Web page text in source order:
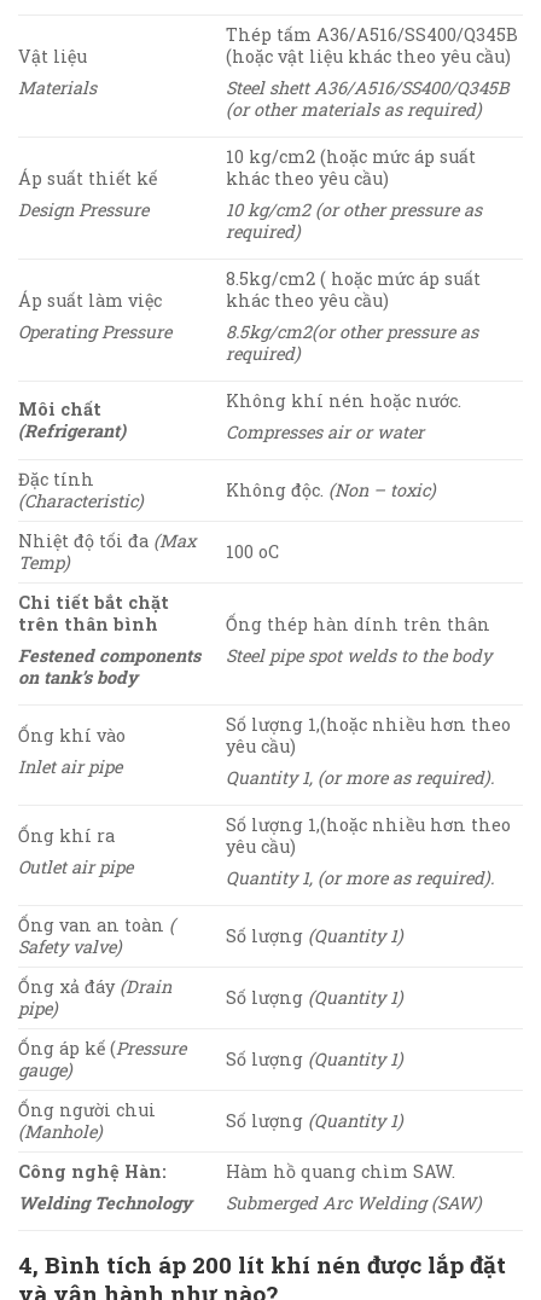
Vật liệu
Materials
Thép tấm A36/A516/SS400/Q345B
(hoặc vật liệu khác theo yêu cầu)
Steel shett A36/A516/SS400/Q345B
(or other materials as required)
Áp suất thiết kế
Design Pressure
10 kg/cm2 (hoặc mức áp suất
khác theo yêu cầu)
10 kg/cm2 (or other pressure as
required)
Áp suất làm việc
Operating Pressure
8.5kg/cm2 ( hoặc mức áp suất
khác theo yêu cầu)
8.5kg/cm2(or other pressure as
required)
Môi chất
(Refrigerant)
Không khí nén hoặc nước.
Compresses air or water
Đặc tính
(Characteristic)
Không độc. (Non – toxic)
Nhiệt độ tối đa (Max
Temp)
100oC
Chi tiết bắt chặt
trên thân bình
Festened components
on tank’s body
Ống thép hàn dính trên thân
Steel pipe spot welds to the body
Ống khí vào
Inlet air pipe
Số lượng 1,(hoặc nhiều hơn theo
yêu cầu)
Quantity 1, (or more as required).
Ống khí ra
Outlet air pipe
Số lượng 1,(hoặc nhiều hơn theo
yêu cầu)
Quantity 1, (or more as required).
Ống van an toàn (
Safety valve)
Số lượng (Quantity 1)
Ống xả đáy (Drain
pipe)
Số lượng (Quantity 1)
Ống áp kế (Pressure
gauge)
Số lượng (Quantity 1)
Ống người chui
(Manhole)
Số lượng (Quantity 1)
Công nghệ Hàn:
Welding Technology
Hàm hồ quang chìm SAW.
Submerged Arc Welding (SAW)
4, Bình tích áp 200 lít khí nén được lắp đặt
và vận hành như nào?